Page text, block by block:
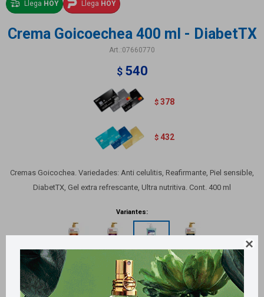

Llega HOY Llega HOY
Crema Goicoechea 400 ml - DiabetTX
07660770
$ 540
$ 378
$ 432
Cremas Goicochea. Variedades: Anti celulitis, Reafirmante, Piel sensible,
DiabetTX, Gel extra refrescante, Ultra nutritiva. Cont. 400 ml
Variantes:
Métodos y costos de envío